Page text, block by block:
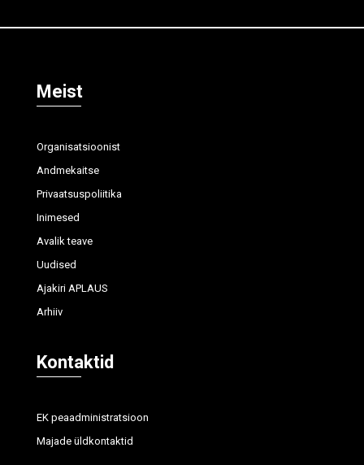
Meist
Organisatsioonist
Andmekaitse
Privaatsuspoliitika
Inimesed
Avalik teave
Uudised
Ajakiri APLAUS
Arhiiv
Kontaktid
EK peaadministratsioon
Majade üldkontaktid